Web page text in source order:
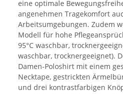
eine optimale
angenehmen Tragekomfort
Arbeitsumgebungen. Zudem
Modell für hohe
95°C waschbar,
waschbar, trocknergeeignet).
Damen-Poloshirt mit einem
Necktape, gestrickten
und drei kontrastfarbigen